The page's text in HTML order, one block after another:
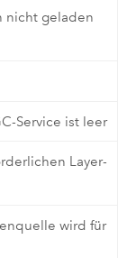
nicht geladen
Service ist leer
Layer-
wird für